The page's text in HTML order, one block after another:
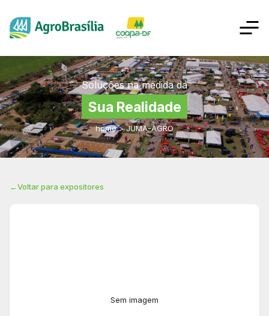
Soluções na medida da
Sua Realidade
home > JUMA-AGRO
←Voltar para expositores
Sem imagem